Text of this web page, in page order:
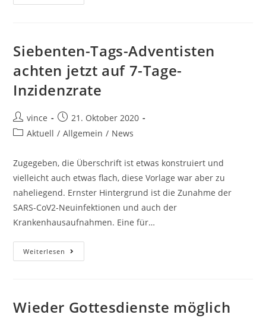
Siebenten-Tags-Adventisten
achten jetzt auf 7-Tage-
Inzidenzrate
vince
21. Oktober 2020
Aktuell / Allgemein / News
Zugegeben, die Überschrift ist etwas konstruiert und
vielleicht auch etwas flach, diese Vorlage war aber zu
naheliegend. Ernster Hintergrund ist die Zunahme der
SARS-CoV2-Neuinfektionen und auch der
Krankenhausaufnahmen. Eine für…
Weiterlesen
Wieder Gottesdienste möglich